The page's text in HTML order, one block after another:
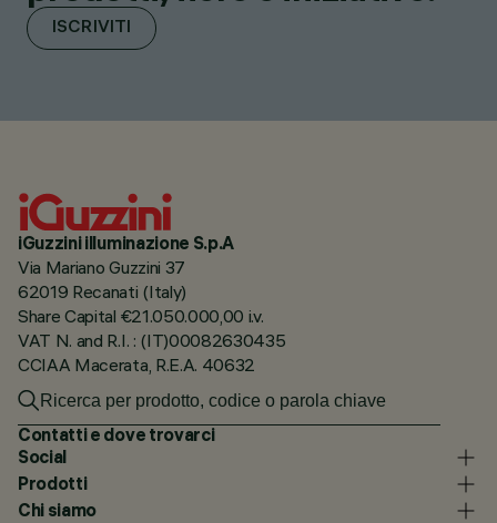
ISCRIVITI
iGuzzini illuminazione S.p.A
Via Mariano Guzzini 37
62019 Recanati (Italy)
Share Capital €21.050.000,00 i.v.
VAT N. and R.I. : (IT)00082630435
CCIAA Macerata, R.E.A. 40632
Contatti e dove trovarci
Social
Prodotti
Chi siamo